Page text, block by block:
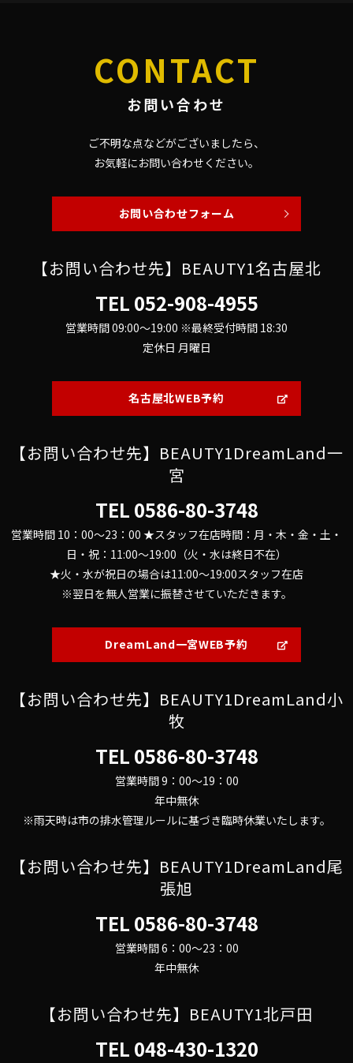
CONTACT
お問い合わせ
ご不明な点などがございましたら、
お気軽にお問い合わせください。
お問い合わせフォーム
【お問い合わせ先】BEAUTY1名古屋北
TEL 052-908-4955
営業時間 09:00～19:00 ※最終受付時間 18:30
定休日 月曜日
名古屋北WEB予約
【お問い合わせ先】BEAUTY1DreamLand一
宮
TEL 0586-80-3748
営業時間 10：00～23：00 ★スタッフ在店時間：月・木・金・土・
日・祝：11:00～19:00（火・水は終日不在）
★火・水が祝日の場合は11:00～19:00スタッフ在店
※翌日を無人営業に振替させていただきます。
DreamLand一宮WEB予約
【お問い合わせ先】BEAUTY1DreamLand小
牧
TEL 0586-80-3748
営業時間 9：00～19：00
年中無休
※雨天時は市の排水管理ルールに基づき臨時休業いたします。
【お問い合わせ先】BEAUTY1DreamLand尾
張旭
TEL 0586-80-3748
営業時間 6：00～23：00
年中無休
【お問い合わせ先】BEAUTY1北戸田
TEL 048-430-1320